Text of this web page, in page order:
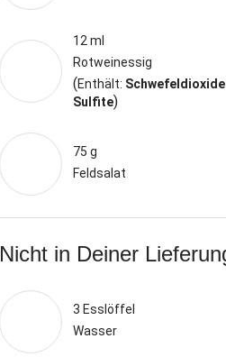
12 ml
Rotweinessig
(Enthält: Schwefeldioxide
Sulfite)
75 g
Feldsalat
Nicht in Deiner
3 Esslöffel
Wasser